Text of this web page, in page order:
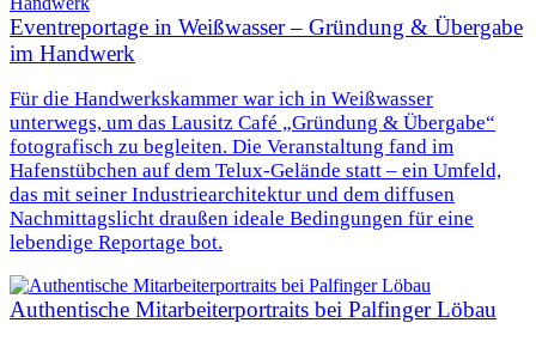
Eventreportage in Weißwasser – Gründung & Übergabe
im Handwerk
Für die Handwerkskammer war ich in Weißwasser
unterwegs, um das Lausitz Café „Gründung & Übergabe“
fotografisch zu begleiten. Die Veranstaltung fand im
Hafenstübchen auf dem Telux-Gelände statt – ein Umfeld,
das mit seiner Industriearchitektur und dem diffusen
Nachmittagslicht draußen ideale Bedingungen für eine
lebendige Reportage bot.
Authentische Mitarbeiterportraits bei Palfinger Löbau